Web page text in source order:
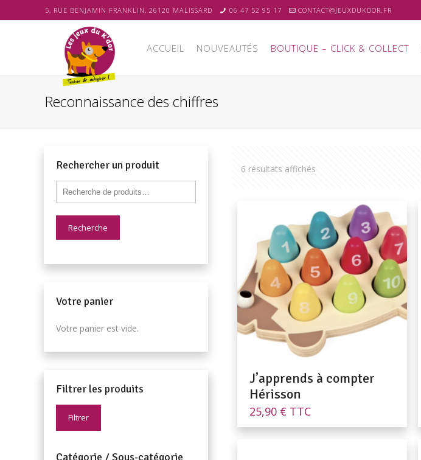
5, RUE BENJAMIN FRANKLIN, 26120 MALISSARD 06 47 52 95 17 CONTACT@JEUXDUKDOR.FR
ACCUEIL NOUVEAUTÉS BOUTIQUE – CLICK & COLLECT
Reconnaissance des chiffres
6 résultats affichés
J’apprends à compter
Hérisson
25,90 € TTC
Rechercher un produit
Recherche
Votre panier
Votre panier est vide.
Filtrer les produits
Filtrer
Catégorie / Sous-catégorie